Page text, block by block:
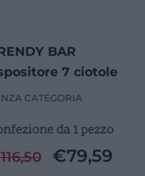
BAR
7 ciotole
CATEGORIA
da 1 pezzo
116,50 €79,59